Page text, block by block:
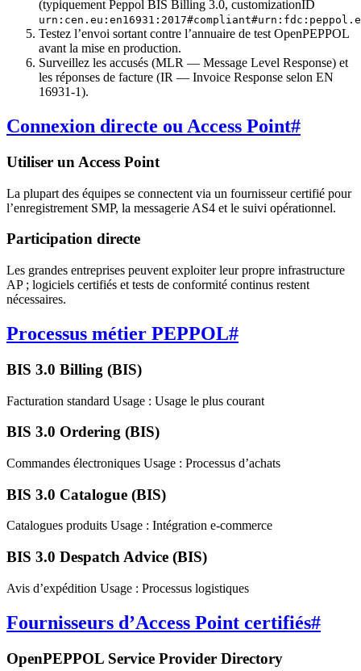
(typiquement Peppol BIS Billing 3.0, customizationID
Testez l’envoi sortant contre l’annuaire de test OpenPEPPOL
avant la mise en production.
Surveillez les accusés (MLR — Message Level Response) et
les réponses de facture (IR — Invoice Response selon EN
16931-1).
Connexion directe ou Access Point#
Utiliser un Access Point
La plupart des équipes se connectent via un fournisseur certifié pour
l’enregistrement SMP, la messagerie AS4 et le suivi opérationnel.
Participation directe
Les grandes entreprises peuvent exploiter leur propre infrastructure
AP ; logiciels certifiés et tests de conformité continus restent
nécessaires.
Processus métier PEPPOL#
BIS 3.0 Billing (BIS)
Facturation standard Usage : Usage le plus courant
BIS 3.0 Ordering (BIS)
Commandes électroniques Usage : Processus d’achats
BIS 3.0 Catalogue (BIS)
Catalogues produits Usage : Intégration e-commerce
BIS 3.0 Despatch Advice (BIS)
Avis d’expédition Usage : Processus logistiques
Fournisseurs d’Access Point certifiés#
OpenPEPPOL Service Provider Directory